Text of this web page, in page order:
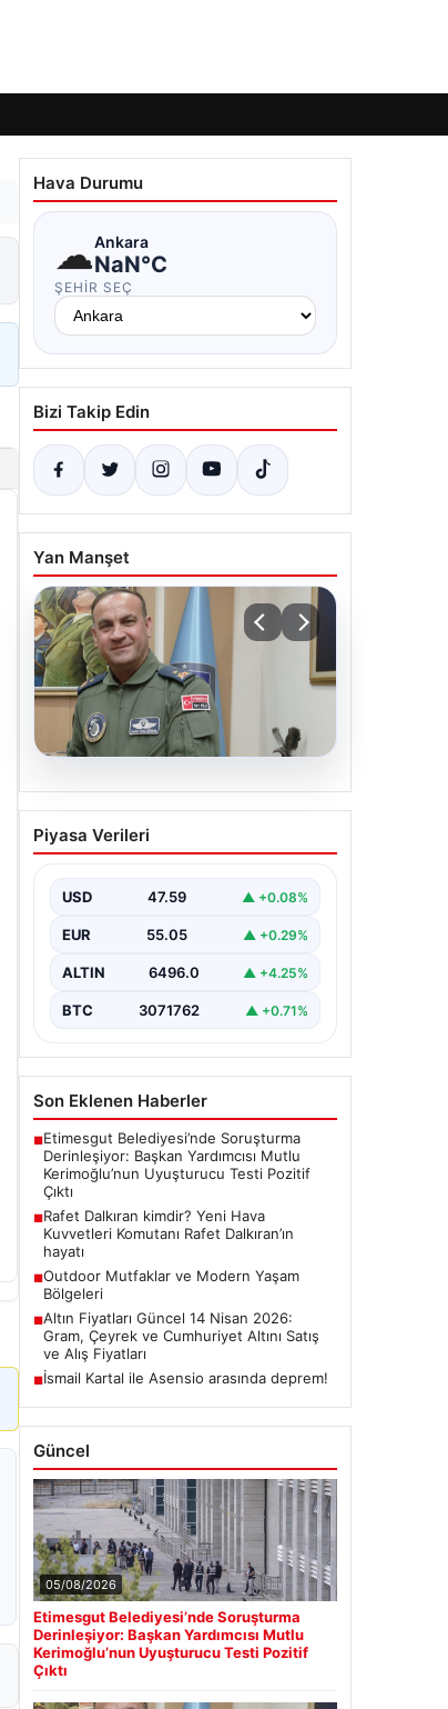
Hava Durumu
☁Ankara
NaN°C
ŞEHIR SEÇ
Bizi Takip Edin
Yan Manşet
05.08.2026
Rafet Dalkıran kimdir?
Yeni Hava Kuvvetleri
hayatı
Piyasa Verileri
USD 47.59 ▲ +0.08%
EUR 55.05 ▲ +0.29%
ALTIN 6496.0 ▲ +4.25%
BTC 3071762 ▲ +0.71%
Son Eklenen Haberler
■Etimesgut Belediyesi’nde Soruşturma
Derinleşiyor: Başkan Yardımcısı Mutlu
Kerimoğlu’nun Uyuşturucu Testi Pozitif
Çıktı
■Rafet Dalkıran kimdir? Yeni Hava
Kuvvetleri Komutanı Rafet Dalkıran’ın
hayatı
■Outdoor Mutfaklar ve Modern Yaşam
Bölgeleri
■Altın Fiyatları Güncel 14 Nisan 2026:
Gram, Çeyrek ve Cumhuriyet Altını Satış
ve Alış Fiyatları
■İsmail Kartal ile Asensio arasında deprem!
Güncel
05/08/2026
Etimesgut Belediyesi’nde Soruşturma
Derinleşiyor: Başkan Yardımcısı Mutlu
Kerimoğlu’nun Uyuşturucu Testi Pozitif
Çıktı